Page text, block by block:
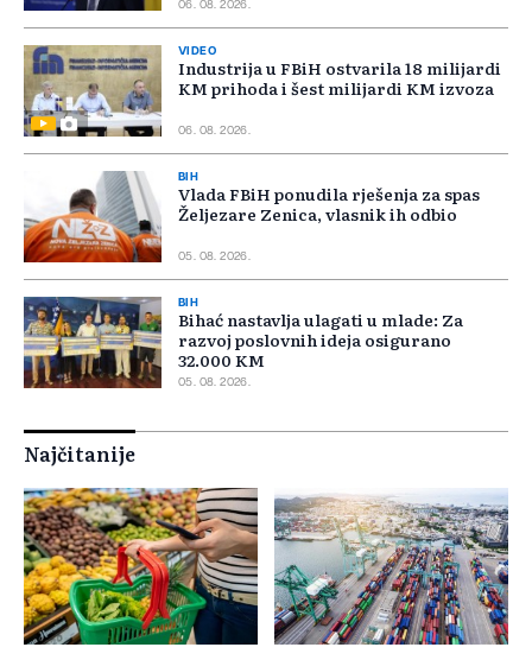
06. 08. 2026.
VIDEO
Industrija u FBiH ostvarila 18 milijardi
KM prihoda i šest milijardi KM izvoza
06. 08. 2026.
BIH
Vlada FBiH ponudila rješenja za spas
Željezare Zenica, vlasnik ih odbio
05. 08. 2026.
BIH
Bihać nastavlja ulagati u mlade: Za
razvoj poslovnih ideja osigurano
32.000 KM
05. 08. 2026.
Najčitanije